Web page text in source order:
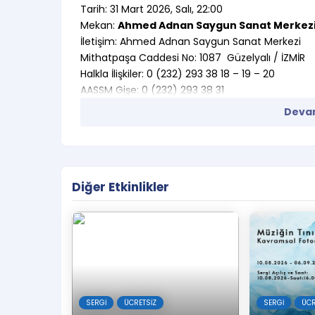
Tarih: 31 Mart 2026, Salı, 22:00
Mekan: Ahmed Adnan Saygun Sanat
İletişim: Ahmed Adnan Saygun Sanat Merkezi
Mithatpaşa Caddesi No: 1087 Güzelyalı / İZMİR
Halkla İlişkiler: 0 (232) 293 38 18 – 19 – 20
AASSM Gişe: 0 (232) 293 38 31
Bilgiler:
Sergi Tarihi: 9-31 Mart 2026 Yer: Ahmed Adnan
9 Mart 2026 Pazartesi , Saat 18.00
Hafta içi 10.00-19.00 Hafta
Altın Testi Seramik Yarışması:
İzmir Rotary
Diğer Etkinlikler
SERGI ÜCRETSIZ SERGI